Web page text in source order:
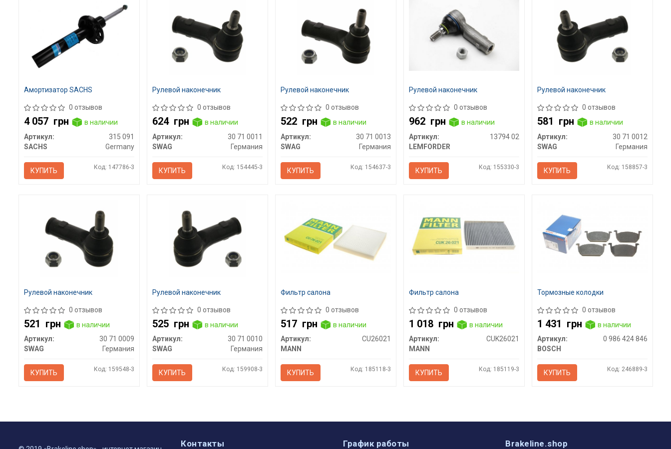
Амортизатор SACHS
0 отзывов
4 057 грн
в наличии
Артикул:
315 091
SACHS
Germany
КУПИТЬ Код: 147786-3
Рулевой наконечник
0 отзывов
624 грн
в наличии
Артикул:
30 71 0011
SWAG
Германия
КУПИТЬ Код: 154445-3
Рулевой наконечник
0 отзывов
522 грн
в наличии
Артикул:
30 71 0013
SWAG
Германия
КУПИТЬ Код: 154637-3
Рулевой наконечник
0 отзывов
962 грн
в наличии
Артикул:
13794 02
LEMFORDER
КУПИТЬ Код: 155330-3
Рулевой наконечник
0 отзывов
581 грн
в наличии
Артикул:
30 71 0012
SWAG
Германия
КУПИТЬ Код: 158857-3
Рулевой наконечник
0 отзывов
521 грн
в наличии
Артикул:
30 71 0009
SWAG
Германия
КУПИТЬ Код: 159548-3
Рулевой наконечник
0 отзывов
525 грн
в наличии
Артикул:
30 71 0010
SWAG
Германия
КУПИТЬ Код: 159908-3
Фильтр салона
0 отзывов
517 грн
в наличии
Артикул:
CU26021
MANN
КУПИТЬ Код: 185118-3
Фильтр салона
0 отзывов
1 018 грн
в наличии
Артикул:
CUK26021
MANN
КУПИТЬ Код: 185119-3
Тормозные колодки
0 отзывов
1 431 грн
в наличии
Артикул:
0 986 424 846
BOSCH
КУПИТЬ Код: 246889-3
Контакты График работы Brakeline.shop